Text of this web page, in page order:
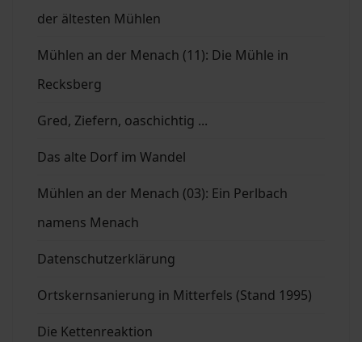
der ältesten Mühlen
Mühlen an der Menach (11): Die Mühle in
Recksberg
Gred, Ziefern, oaschichtig ...
Das alte Dorf im Wandel
Mühlen an der Menach (03): Ein Perlbach
namens Menach
Datenschutzerklärung
Ortskernsanierung in Mitterfels (Stand 1995)
Die Kettenreaktion